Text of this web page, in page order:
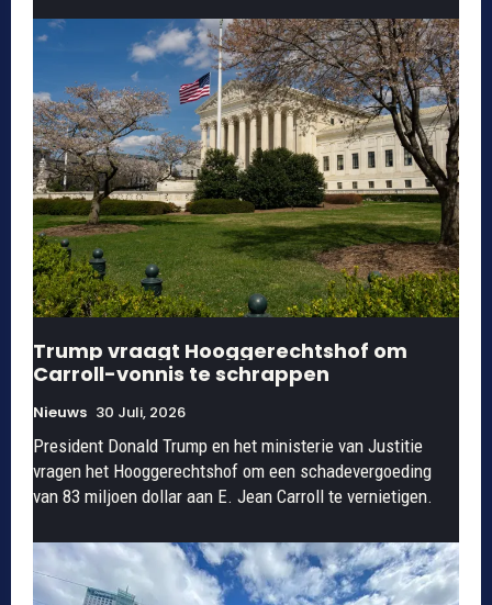
Trump vraagt Hooggerechtshof om
Carroll-vonnis te schrappen
Nieuws 30 Juli, 2026
President Donald Trump en het ministerie van Justitie
vragen het Hooggerechtshof om een schadevergoeding
van 83 miljoen dollar aan E. Jean Carroll te vernietigen.